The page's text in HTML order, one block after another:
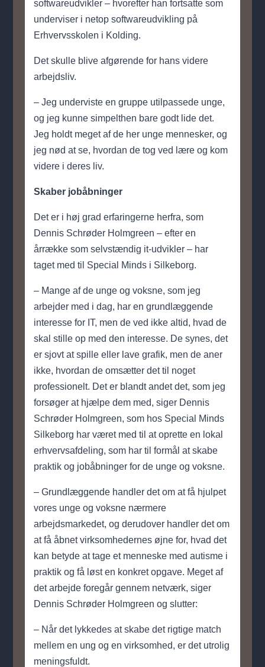
softwareudvikler – hvorefter han fortsatte som
underviser i netop softwareudvikling på
Erhvervsskolen i Kolding.
Det skulle blive afgørende for hans videre
arbejdsliv.
– Jeg underviste en gruppe utilpassede unge,
og jeg kunne simpelthen bare godt lide det.
Jeg holdt meget af de her unge mennesker, og
jeg nød at se, hvordan de tog ved lære og kom
videre i deres liv.
Skaber jobåbninger
Det er i høj grad erfaringerne herfra, som
Dennis Schrøder Holmgreen – efter en
årrække som selvstændig it-udvikler – har
taget med til Special Minds i Silkeborg.
– Mange af de unge og voksne, som jeg
arbejder med i dag, har en grundlæggende
interesse for IT, men de ved ikke altid, hvad de
skal stille op med den interesse. De synes, det
er sjovt at spille eller lave grafik, men de aner
ikke, hvordan de omsætter det til noget
professionelt. Det er blandt andet det, som jeg
forsøger at hjælpe dem med, siger Dennis
Schrøder Holmgreen, som hos Special Minds
Silkeborg har været med til at oprette en lokal
erhvervsafdeling, som har til formål at skabe
praktik og jobåbninger for de unge og voksne.
– Grundlæggende handler det om at få hjulpet
vores unge og voksne nærmere
arbejdsmarkedet, og derudover handler det om
at få åbnet virksomhedernes øjne for, hvad det
kan betyde at tage et menneske med autisme i
praktik og få løst en konkret opgave. Meget af
det arbejde foregår gennem netværk, siger
Dennis Schrøder Holmgreen og slutter:
– Når det lykkedes at skabe det rigtige match
mellem en ung og en virksomhed, er det utrolig
meningsfuldt.